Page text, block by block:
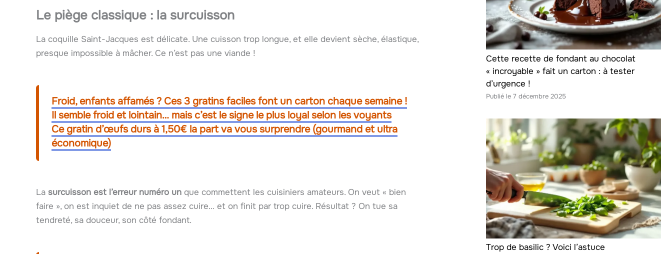
Le piège classique : la surcuisson
La coquille Saint-Jacques est délicate. Une cuisson trop longue, et elle devient sèche, élastique,
presque impossible à mâcher. Ce n’est pas une viande !
Froid, enfants affamés ? Ces 3 gratins faciles font un carton chaque semaine !
Il semble froid et lointain… mais c’est le signe le plus loyal selon les voyants
Ce gratin d’œufs durs à 1,50€ la part va vous surprendre (gourmand et ultra
économique)
La surcuisson est l’erreur numéro un que commettent les cuisiniers amateurs. On veut « bien
faire », on est inquiet de ne pas assez cuire… et on finit par trop cuire. Résultat ? On tue sa
tendreté, sa douceur, son côté fondant.
Cette recette de fondant au chocolat
« incroyable » fait un carton : à tester
d’urgence !
7 décembre 2025
Trop de basilic ? Voici l’astuce